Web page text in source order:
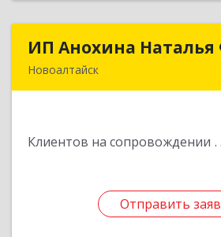
ИП Анохина Наталья
Новоалтайск
Клиентов на сопровождении
Отправить
ИП Анохина
Отправить